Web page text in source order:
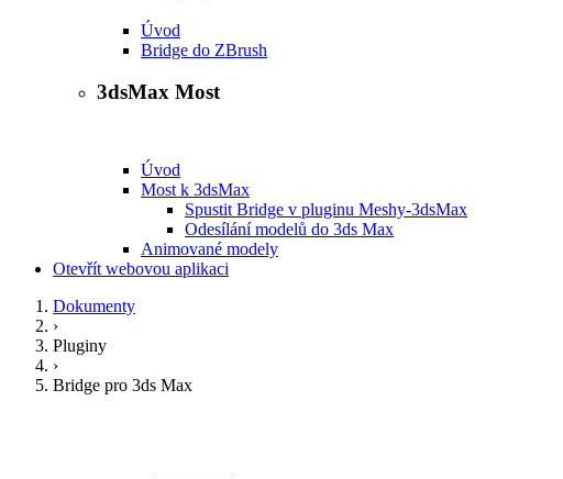
Úvod
Bridge do ZBrush
3dsMax Most
Úvod
Most k 3dsMax
Spustit Bridge v pluginu Meshy-3dsMax
Odesílání modelů do 3ds Max
Animované modely
Otevřít webovou aplikaci
Dokumenty
›
Pluginy
›
Bridge pro 3ds Max